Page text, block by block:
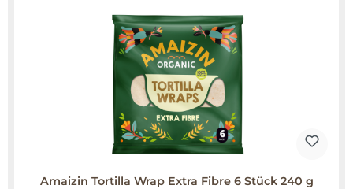
Amaizin Tortilla Wrap Extra Fibre 6 Stück 240 g